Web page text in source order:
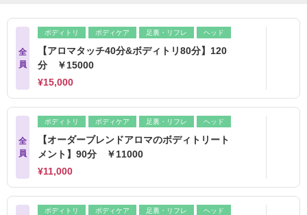
全
員
ボディトリ ボディケア 足裏・リフレ ヘッド
【アロマタッチ40分&ボディトリ80分】120
分 ￥15000
¥15,000
全
員
ボディトリ ボディケア 足裏・リフレ ヘッド
【オーダーブレンドアロマのボディトリート
メント】90分 ￥11000
¥11,000
ボディトリ ボディケア 足裏・リフレ
ヘッド